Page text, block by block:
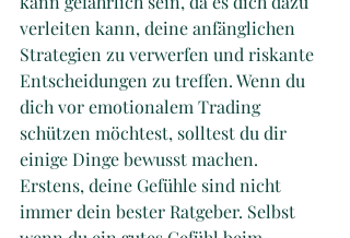
verleiten kann, deine anfänglichen
Strategien zu verwerfen und riskante
Entscheidungen zu treffen. Wenn du
dich vor emotionalem Trading
schützen möchtest, solltest du dir
einige Dinge bewusst machen.
Erstens, deine Gefühle sind nicht
immer dein bester Ratgeber. Selbst